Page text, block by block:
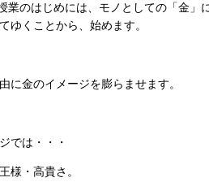
業のはじめには、モノとしての「金」
ゆくことから、始めます。
に金のイメージを膨らませます。
では・・・
様・高貴さ。